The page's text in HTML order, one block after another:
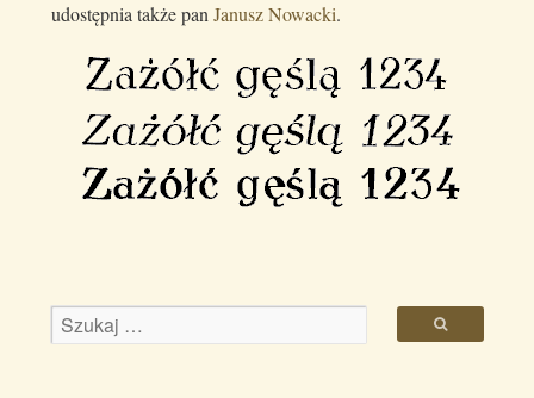
udostępnia także pan Janusz Nowacki.